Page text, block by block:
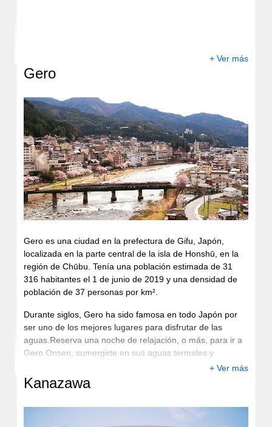
+ Ver más
Gero
Previous Next
Gero es una ciudad en la prefectura de Gifu, Japón,
localizada en la parte central de la isla de Honshū, en la
región de Chūbu. Tenía una población estimada de 31
316 habitantes el 1 de junio de 2019 y una densidad de
población de 37 personas por km².
Durante siglos, Gero ha sido famosa en todo Japón por
ser uno de los mejores lugares para disfrutar de las
aguas.Reserva una noche de relajación, o más, para ir a
Gero Onsen, sumergirte en sus aguas termales y
+ Ver más
Kanazawa